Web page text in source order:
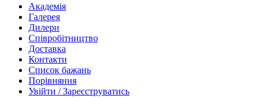
Академія
Галерея
Дилери
Cпівробітництво
Доставка
Контакти
Список бажань
Порівняння
Увійти / Зареєструватись